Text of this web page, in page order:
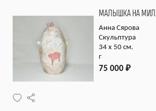
МАЛЫШКА НА
Анна Сярова
Скульптура
34 х 50 см.
г
75 000 ₽